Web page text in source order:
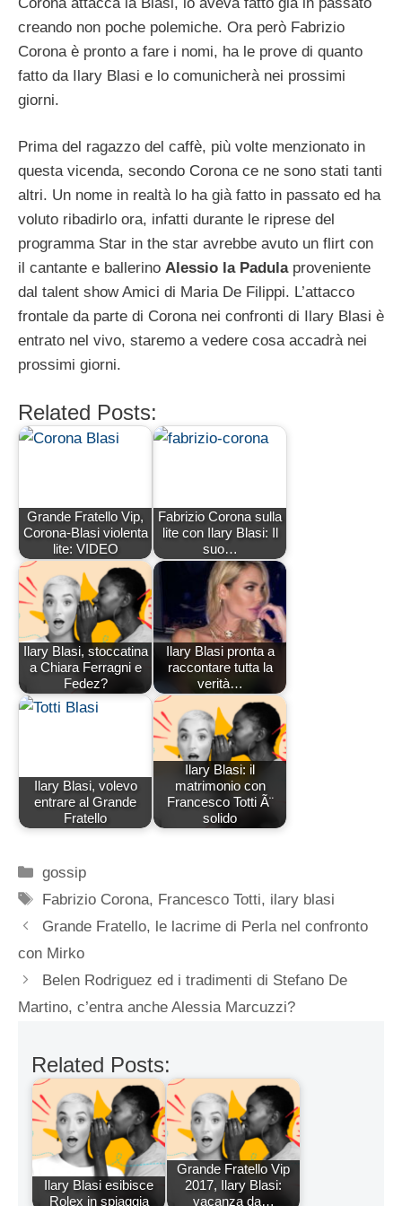
creando non poche polemiche. Ora però Fabrizio
Corona è pronto a fare i nomi, ha le prove di quanto
fatto da Ilary Blasi e lo comunicherà nei prossimi
giorni.
Prima del ragazzo del caffè, più volte menzionato in
questa vicenda, secondo Corona ce ne sono stati tanti
altri. Un nome in realtà lo ha già fatto in passato ed ha
voluto ribadirlo ora, infatti durante le riprese del
programma Star in the star avrebbe avuto un flirt con
il cantante e ballerino Alessio la Padula proveniente
dal talent show Amici di Maria De Filippi. L’attacco
frontale da parte di Corona nei confronti di Ilary Blasi è
entrato nel vivo, staremo a vedere cosa accadrà nei
prossimi giorni.
Related Posts:
Grande Fratello Vip,
Corona-Blasi violenta
lite: VIDEO
Fabrizio Corona sulla
lite con Ilary Blasi: Il
suo…
Ilary Blasi, stoccatina
a Chiara Ferragni e
Fedez?
Ilary Blasi pronta a
raccontare tutta la
verità…
Ilary Blasi, volevo
entrare al Grande
Fratello
Ilary Blasi: il
matrimonio con
Francesco Totti Ã¨
solido
Categorie
gossip
Tag
Fabrizio Corona, Francesco Totti, ilary blasi
Grande Fratello, le lacrime di Perla nel confronto
con Mirko
Belen Rodriguez ed i tradimenti di Stefano De
Martino, c’entra anche Alessia Marcuzzi?
Related Posts:
Ilary Blasi esibisce
Rolex in spiaggia
Grande Fratello Vip
2017, Ilary Blasi:
vacanza da…